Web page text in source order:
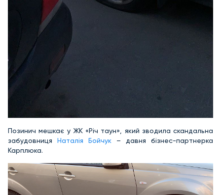
Позинич мешкає у ЖК «Річ таун», який зводила скандальна
забудовниця Наталія Бойчук – давня бізнес-партнерка
Карплюка.